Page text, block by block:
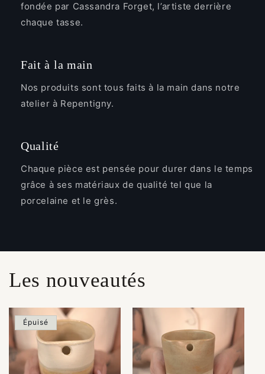
fondée par Cassandra Forget, l’artiste derrière
chaque tasse.
Fait à la main
Nos produits sont tous faits à la main dans notre
atelier à Repentigny.
Qualité
Chaque pièce est pensée pour durer dans le temps
grâce à ses matériaux de qualité tel que la
porcelaine et le grès.
Les nouveautés
Épuisé